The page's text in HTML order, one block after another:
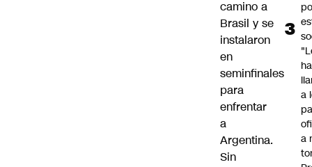
camino a
Brasil y se
instalaron
en
seminfinales
para
enfrentar
a
Argentina.
Sin
a
a